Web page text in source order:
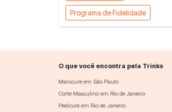
Programa de Fidelidade
O que você encontra pela Trinks
Manicure em São Paulo
Corte Masculino em Rio de Janeiro
Pedicure em Rio de Janeiro